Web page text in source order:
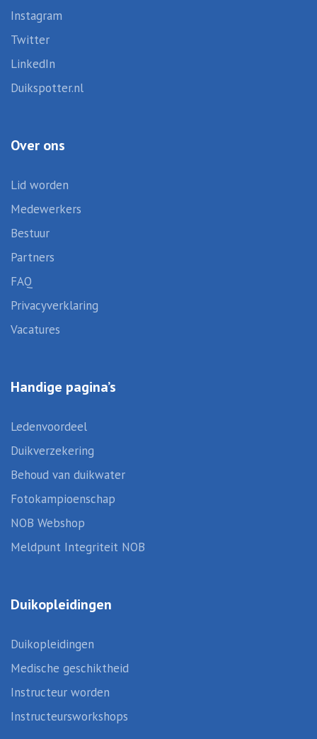
Instagram
Twitter
LinkedIn
Duikspotter.nl
Over ons
Lid worden
Medewerkers
Bestuur
Partners
FAQ
Privacyverklaring
Vacatures
Handige pagina’s
Ledenvoordeel
Duikverzekering
Behoud van duikwater
Fotokampioenschap
NOB Webshop
Meldpunt Integriteit NOB
Duikopleidingen
Duikopleidingen
Medische geschiktheid
Instructeur worden
Instructeursworkshops